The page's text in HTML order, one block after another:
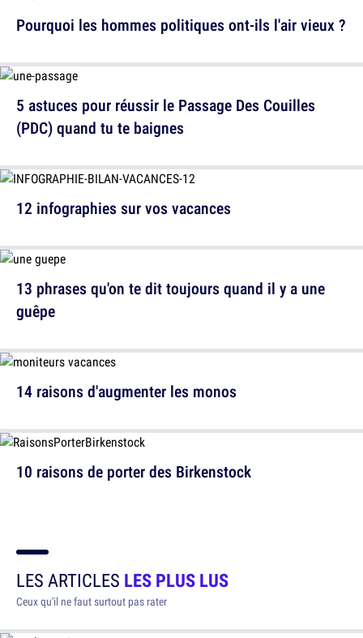
Pourquoi les hommes politiques ont-ils l'air vieux ?
12 infographies sur vos vacances
14 raisons d'augmenter les monos
5 astuces pour réussir le Passage Des Couilles
(PDC) quand tu te baignes
13 phrases qu'on te dit toujours quand il y a une
guêpe
10 raisons de porter des Birkenstock
LES ARTICLES LES PLUS LUS
Ceux qu'il ne faut surtout pas rater